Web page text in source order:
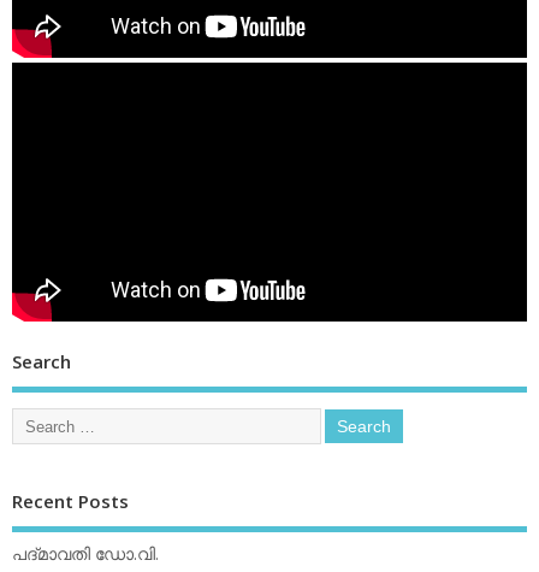
Search
Recent Posts
പദ്മാവതി ഡോ.വി.